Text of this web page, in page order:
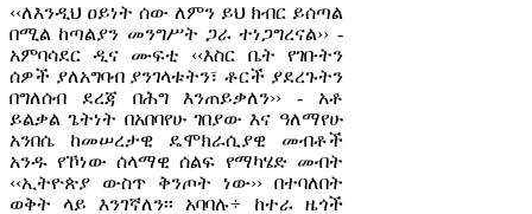
‹‹ለእንዲህ ዐይነት ሰው ለምን ይህ ክብር ይሰጣል
በሚል ከጣልያን መንግሥት ጋራ ተነጋግረናል›› -
አምባሳደር ዲና ሙፍቲ ‹‹እስር ቤት የገቡትን
ሰዎች ያለአግባብ ያንገላቱትን፣ ቶርች ያደረጉትን
በግለሰብ ደረጃ በሕግ እንጠይቃለን›› - አቶ
ይልቃል ጌትነት በአበባየሁ ገበያው እና ዓለማየሁ
አንበሴ ከመሠረታዊ ዴሞክራሲያዊ መብቶች
አንዱ የኾነው ሰላማዊ ሰልፍ የማካሄድ መብት
‹‹ኢትዮጵያ ውስጥ ቅንጦት ነው›› በተባለበት
ወቅት ላይ እንገኛለን፡፡ አባባሉ÷ ከተራ ዜጎች